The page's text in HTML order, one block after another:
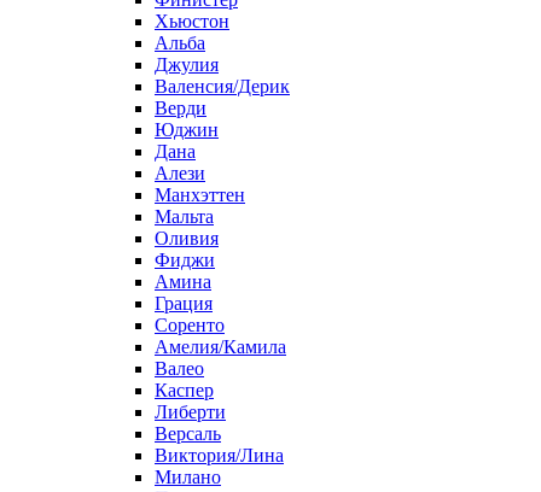
Хьюстон
Альба
Джулия
Валенсия/Дерик
Верди
Юджин
Дана
Алези
Манхэттен
Мальта
Оливия
Фиджи
Амина
Грация
Соренто
Амелия/Камила
Валео
Каспер
Либерти
Версаль
Виктория/Лина
Милано